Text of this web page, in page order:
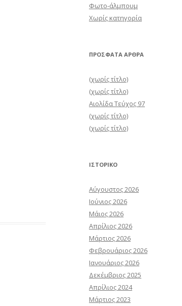
Φωτο-άλμπουμ
Χωρίς κατηγορία
ΠΡΌΣΦΑΤΑ ΆΡΘΡΑ
(χωρίς τίτλο)
(χωρίς τίτλο)
Αιολίδα Τεύχος 97
(χωρίς τίτλο)
(χωρίς τίτλο)
ΙΣΤΟΡΙΚΌ
Αύγουστος 2026
Ιούνιος 2026
Μάιος 2026
Απρίλιος 2026
Μάρτιος 2026
Φεβρουάριος 2026
Ιανουάριος 2026
Δεκέμβριος 2025
Απρίλιος 2024
Μάρτιος 2023